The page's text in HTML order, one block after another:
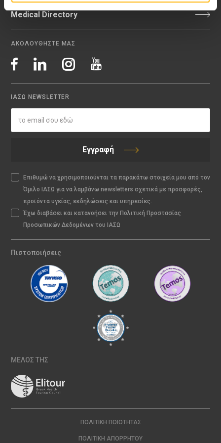
Medical Directory
ΑΚΟΛΟΥΘΗΣΤΕ ΜΑΣ
ΙΑΣΩ NEWSLETTER
Εγγραφή
Επιθυμώ να χρησιμοποιούνται τα παρακάτω στοιχεία μου από τον
Όμιλο ΙΑΣΩ για να λαμβάνω newsletters σχετικά με προσφορές,
προϊόντα υγείας, εκδηλώσεις και υπηρεσίες.
Έχω διαβάσει και κατανοήσει την Πολιτική Προστασίας
Προσωπικών Δεδομένων του ΙΑΣΩ
Πιστοποιήσεις
ΜΕΛΟΣ ΤΗΣ
ΠΟΛΙΤΙΚΉ ΠΟΙΌΤΗΤΑΣ
ΠΟΛΙΤΙΚΉ ΑΠΟΡΡΉΤΟΥ